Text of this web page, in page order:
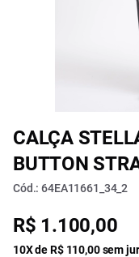
CALÇA
BUTTON
Cód.: 64EA11661_34_2
R$ 1.100,00
10X de R$ 110,00 sem